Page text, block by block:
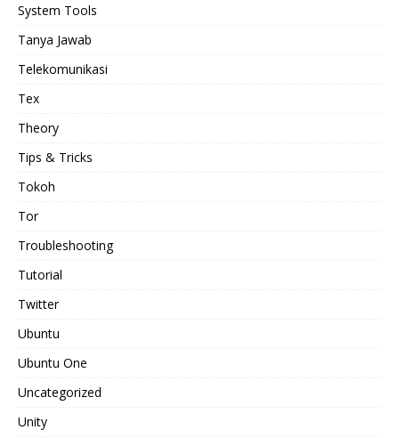
System Tools
Tanya Jawab
Telekomunikasi
Tex
Theory
Tips & Tricks
Tokoh
Tor
Troubleshooting
Tutorial
Twitter
Ubuntu
Ubuntu One
Uncategorized
Unity